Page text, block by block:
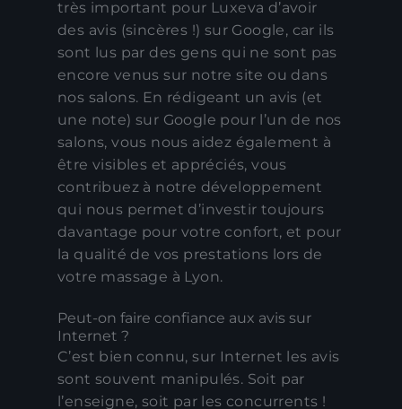
très important pour Luxeva d’avoir
des avis (sincères !) sur Google, car ils
sont lus par des gens qui ne sont pas
encore venus sur notre site ou dans
nos salons. En rédigeant un avis (et
une note) sur Google pour l’un de nos
salons, vous nous aidez également à
être visibles et appréciés, vous
contribuez à notre développement
qui nous permet d’investir toujours
davantage pour votre confort, et pour
la qualité de vos prestations lors de
votre massage à Lyon.
Peut-on faire confiance aux avis sur
Internet ?
C’est bien connu, sur Internet les avis
sont souvent manipulés. Soit par
l’enseigne, soit par les concurrents !